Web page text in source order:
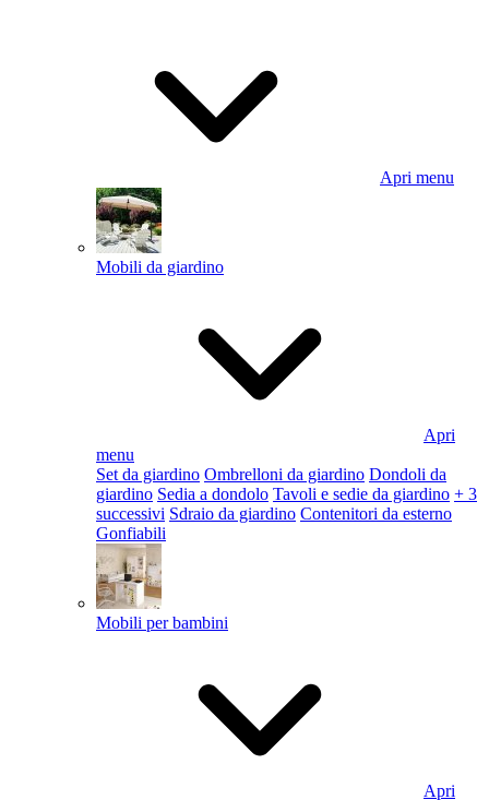
Apri menu
Mobili da giardino
Apri
menu
Set da giardino Ombrelloni da giardino Dondoli da
giardino Sedia a dondolo Tavoli e sedie da giardino + 3
successivi Sdraio da giardino Contenitori da esterno
Gonfiabili
Mobili per bambini
Apri